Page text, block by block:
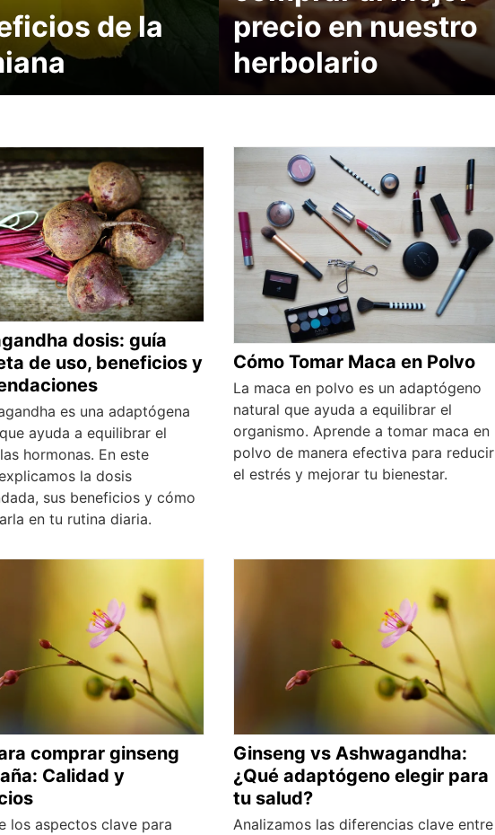
de la
precio en nuestro
herbolario
dosis: guía
de uso, beneficios y
es una adaptógena
ayuda a equilibrar el
hormonas. En este
la dosis
sus beneficios y cómo
en tu rutina diaria.
Cómo Tomar Maca en Polvo
La maca en polvo es un adaptógeno
natural que ayuda a equilibrar el
organismo. Aprende a tomar maca en
polvo de manera efectiva para reducir
el estrés y mejorar tu bienestar.
comprar ginseng
Calidad y
los aspectos clave para
Ginseng vs Ashwagandha:
¿Qué adaptógeno elegir para
tu salud?
Analizamos las diferencias clave entre